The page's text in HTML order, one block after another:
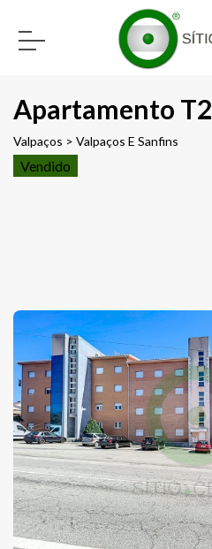
Apartamento T2
Valpaços > Valpaços E Sanfins
Vendido